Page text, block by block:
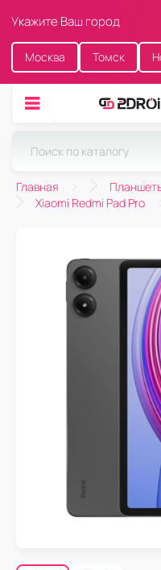
Укажите Ваш город
Москва Томск
Главная
Xiaomi Redmi Pad Pro